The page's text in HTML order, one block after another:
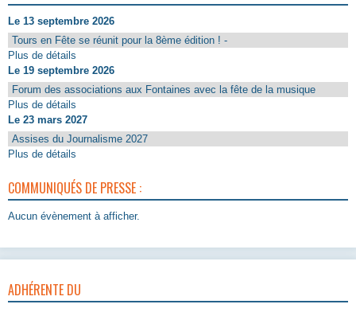
Le 13 septembre 2026
Tours en Fête se réunit pour la 8ème édition ! -
Plus de détails
Le 19 septembre 2026
Forum des associations aux Fontaines avec la fête de la musique
Plus de détails
Le 23 mars 2027
Assises du Journalisme 2027
Plus de détails
COMMUNIQUÉS DE PRESSE :
Aucun évènement à afficher.
ADHÉRENTE DU